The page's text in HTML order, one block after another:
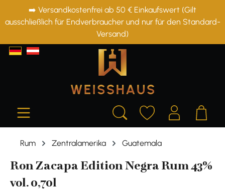
springen
➡️ Versandkostenfrei ab 50 € Einkaufswert (Gilt
ausschließlich für Endverbraucher und nur für den Standard-
Versand)
Rum Zentralamerika Guatemala
Ron Zacapa Edition Negra Rum 43%
vol. 0,70l